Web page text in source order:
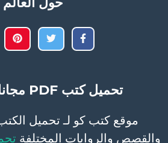
تحميل كتب PDF مجانا – كتب كو
والقصص والروايات المختلفة